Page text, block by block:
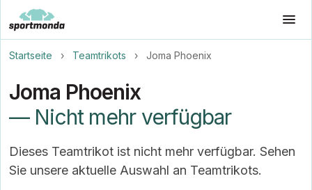
Startseite › Teamtrikots › Joma Phoenix
Joma Phoenix
— Nicht mehr verfügbar
Dieses Teamtrikot ist nicht mehr verfügbar. Sehen
Sie unsere aktuelle Auswahl an Teamtrikots.